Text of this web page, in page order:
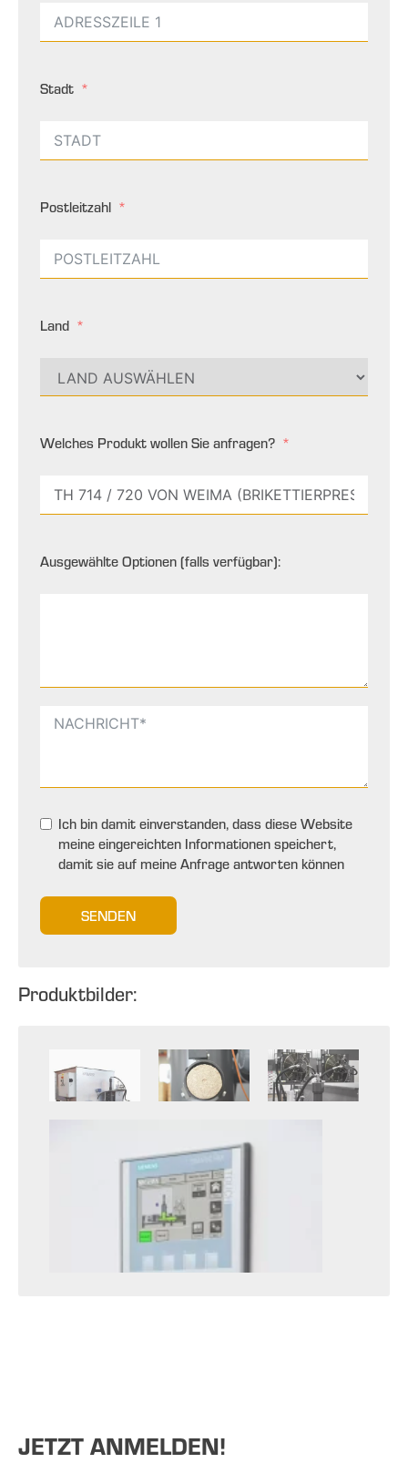
Stadt
Postleitzahl
Land
Welches Produkt wollen Sie anfragen?
Ausgewählte Optionen (falls verfügbar):
Ich bin damit einverstanden, dass diese Website
meine eingereichten Informationen speichert,
damit sie auf meine Anfrage antworten können
SENDEN
Produktbilder:
JETZT ANMELDEN!